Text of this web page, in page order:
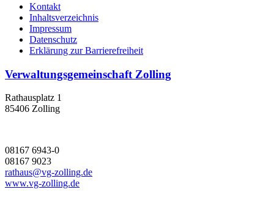
Kontakt
Inhaltsverzeichnis
Impressum
Datenschutz
Erklärung zur Barrierefreiheit
Verwaltungsgemeinschaft Zolling
Rathausplatz 1
85406 Zolling
08167 6943-0
08167 9023
rathaus@vg-zolling.de
www.vg-zolling.de